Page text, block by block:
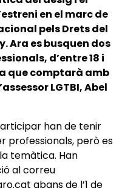
en el marc de
pels Drets del
Ara es busquen dos
d’entre 18 i
que comptarà amb
LGTBI, Abel
han de tenir
professionals, però es
temàtica. Han
al correu
abans de l’1 de